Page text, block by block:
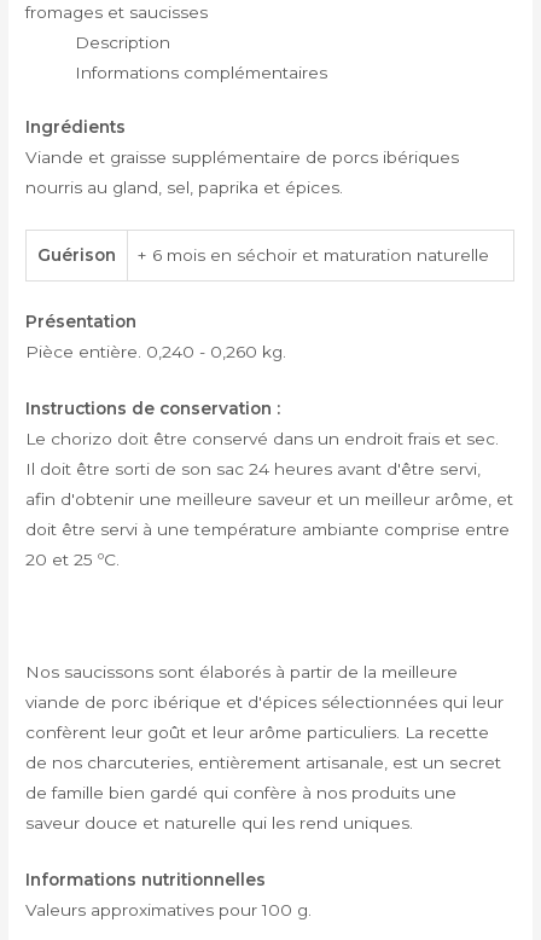
fromages et saucisses
Description
Informations complémentaires
Ingrédients
Viande et graisse supplémentaire de porcs ibériques
nourris au gland, sel, paprika et épices.
Guérison + 6 mois en séchoir et maturation naturelle
Présentation
Pièce entière. 0,240 - 0,260 kg.
Instructions de conservation :
Le chorizo doit être conservé dans un endroit frais et sec.
Il doit être sorti de son sac 24 heures avant d'être servi,
afin d'obtenir une meilleure saveur et un meilleur arôme, et
doit être servi à une température ambiante comprise entre
20 et 25 ºC.
Nos saucissons sont élaborés à partir de la meilleure
viande de porc ibérique et d'épices sélectionnées qui leur
confèrent leur goût et leur arôme particuliers. La recette
de nos charcuteries, entièrement artisanale, est un secret
de famille bien gardé qui confère à nos produits une
saveur douce et naturelle qui les rend uniques.
Informations nutritionnelles
Valeurs approximatives pour 100 g.